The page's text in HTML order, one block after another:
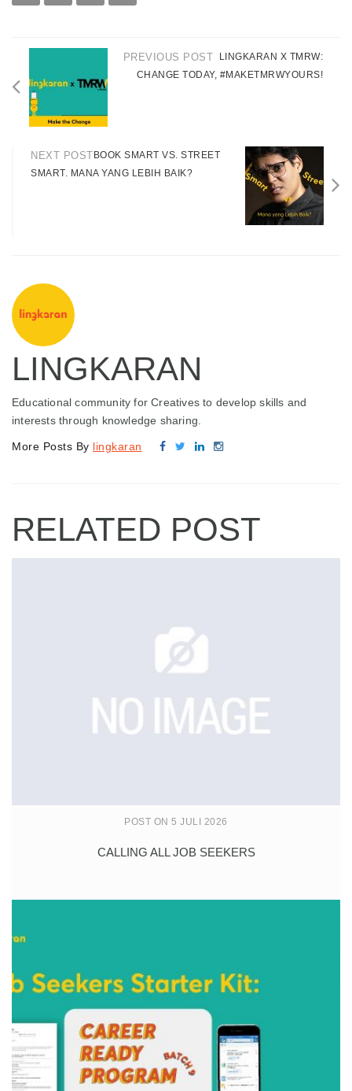
PREVIOUS POST
LINGKARAN X TMRW:
CHANGE TODAY, #MAKETMRWYOURS!
NEXT POST BOOK SMART VS. STREET
SMART. MANA YANG LEBIH BAIK?
LINGKARAN
Educational community for Creatives to develop skills and
interests through knowledge sharing.
More Posts By lingkaran
RELATED POST
POST ON 5 JULI 2026
CALLING ALL JOB SEEKERS